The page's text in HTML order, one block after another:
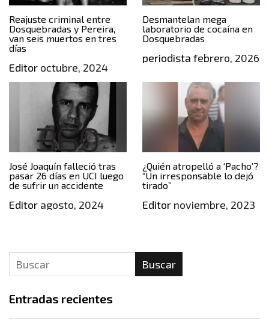
Reajuste criminal entre
Dosquebradas y Pereira,
van seis muertos en tres
días
Editor octubre, 2024
Desmantelan mega
laboratorio de cocaína en
Dosquebradas
periodista febrero, 2026
José Joaquín falleció tras
pasar 26 días en UCI luego
de sufrir un accidente
Editor agosto, 2024
¿Quién atropelló a ‘Pacho’?
“Un irresponsable lo dejó
tirado”
Editornoviembre, 2023
Buscar
Entradas recientes